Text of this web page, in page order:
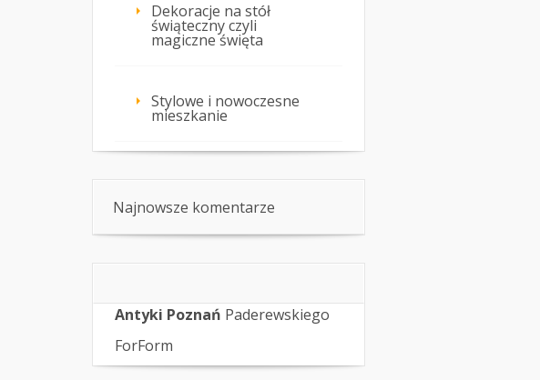
Dekoracje na stół
świąteczny czyli
magiczne święta
Stylowe i nowoczesne
mieszkanie
Najnowsze komentarze
Antyki Poznań Paderewskiego
ForForm